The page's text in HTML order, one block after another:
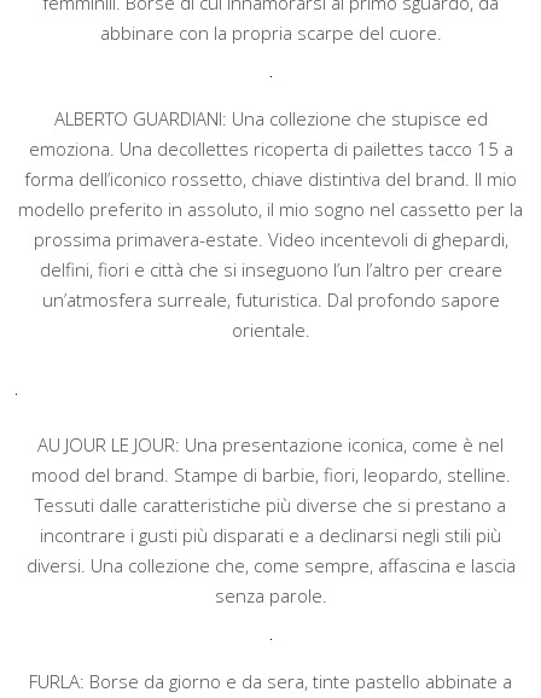
abbinare con la propria scarpe del cuore.
ALBERTO GUARDIANI: Una collezione che stupisce ed
emoziona. Una decollettes ricoperta di pailettes tacco 15 a
forma dell’iconico rossetto, chiave distintiva del brand. Il mio
modello preferito in assoluto, il mio sogno nel cassetto per la
prossima primavera-estate. Video incentevoli di ghepardi,
delfini, fiori e città che si inseguono l’un l’altro per creare
un’atmosfera surreale, futuristica. Dal profondo sapore
orientale.
AU JOUR LE JOUR: Una presentazione iconica, come è nel
mood del brand. Stampe di barbie, fiori, leopardo, stelline.
Tessuti dalle caratteristiche più diverse che si prestano a
incontrare i gusti più disparati e a declinarsi negli stili più
diversi. Una collezione che, come sempre, affascina e lascia
senza parole.
FURLA: Borse da giorno e da sera, tinte pastello abbinate a